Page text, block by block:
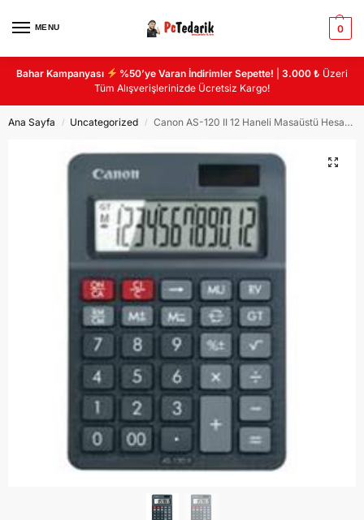
MENU 0
Bahar Kampanyası %50’ye Varan İndirimler Sepette! |3.000 ₺ Üzeri
Tüm Alışverişlerinizde Ücretsiz Kargo!
Ana Sayfa / Uncategorized / Canon AS-120 II 12 Haneli Masaüstü Hesap Makinası